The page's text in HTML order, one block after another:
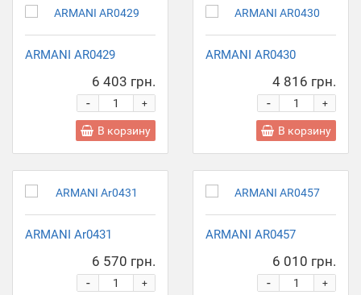
ARMANI AR0429
6 403 грн.
+
-
В корзину
ARMANI AR0430
4 816 грн.
+
-
В корзину
ARMANI Ar0431
6 570 грн.
+
-
ARMANI AR0457
6 010 грн.
+
-